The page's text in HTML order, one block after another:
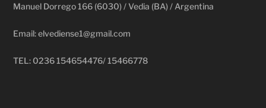
Manuel Dorrego 166 (6030) / Vedia (BA) / Argentina
Email: elvediense1@gmail.com
TEL: 0236 154654476/ 15466778